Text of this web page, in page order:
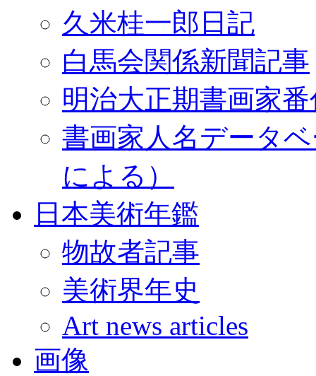
久米桂一郎日記
白馬会関係新聞記事
明治大正期書画家
書画家人名データ
による）
日本美術年鑑
物故者記事
美術界年史
Art news articles
画像